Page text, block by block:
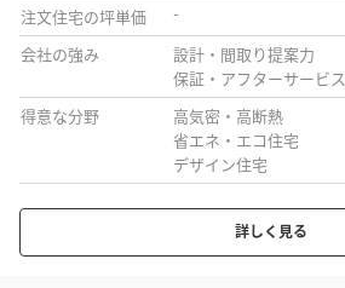
注文住宅の坪単価 -
会社の強み
設計・間取り提案力
保証・アフターサービス
得意な分野
高気密・高断熱
省エネ・エコ住宅
デザイン住宅
詳しく見る